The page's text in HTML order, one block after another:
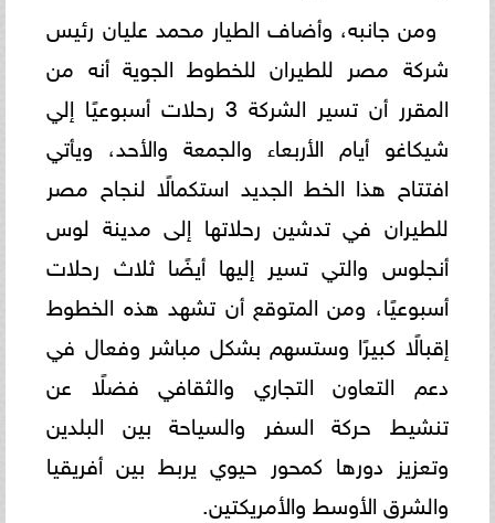
ومن جانبه، وأضاف الطيار محمد عليان رئيس
شركة مصر للطيران للخطوط الجوية أنه من
المقرر أن تسير الشركة 3 رحلات أسبوعيًا إلي
شيكاغو أيام الأربعاء والجمعة والأحد، ويأتي
افتتاح هذا الخط الجديد استكمالًا لنجاح مصر
للطيران في تدشين رحلاتها إلى مدينة لوس
أنجلوس والتي تسير إليها أيضًا ثلاث رحلات
أسبوعيًا، ومن المتوقع أن تشهد هذه الخطوط
إقبالًا كبيرًا وستسهم بشكل مباشر وفعال في
دعم التعاون التجاري والثقافي فضلًا عن
تنشيط حركة السفر والسياحة بين البلدين
وتعزيز دورها كمحور حيوي يربط بين أفريقيا
والشرق الأوسط والأمريكتين.